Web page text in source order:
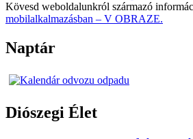
Kövesd weboldalunkról származó
mobilalkalmazásban – V OBRAZE.
Naptár
Diószegi Élet